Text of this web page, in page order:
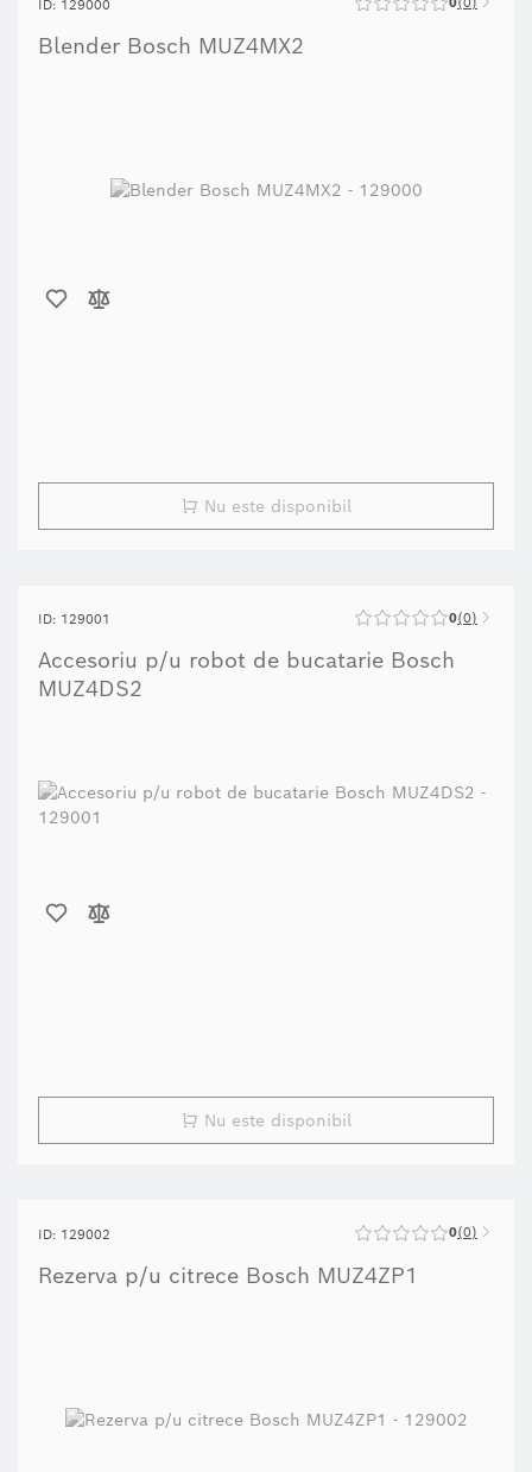
ID: 129000
Blender Bosch MUZ4MX2
Nu este disponibil
ID: 129001 0 0
Accesoriu p/u robot de bucatarie Bosch
MUZ4DS2
Nu este disponibil
ID: 129002 0 0
Rezerva p/u citrece Bosch MUZ4ZP1